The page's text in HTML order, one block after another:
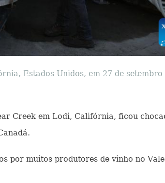
Estados Unidos, em 27 de
Creek em Lodi, Califórnia, ficou
por muitos produtores de vinho no